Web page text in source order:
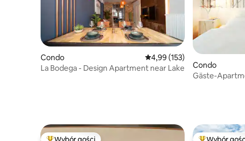
Condo Średnia ocena: 4,99 na 5,
4,99 (153)
La Bodega - Design Apartment near Lake
Condo
Gäste-